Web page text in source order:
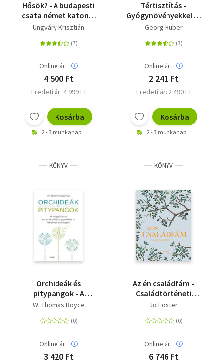
Hősök? - A budapesti
csata német katonai
elitje
Ungváry Krisztián
Online ár:
4 500 Ft
Eredeti ár: 4 999 Ft
Kosárba
2 - 3 munkanap
Tértisztítás -
Gyógynövényekkel és
angyali energiákkal
Georg Huber
Online ár:
2 241 Ft
Eredeti ár: 2 490 Ft
Kosárba
2 - 3 munkanap
KÖNYV
Orchideák és
pitypangok - A
magabiztos és az
lehetnek boldogok
W. Thomas Boyce
Online ár:
3 420 Ft
KÖNYV
Az én családfám -
Családtörténeti
emlékkönyv
Jo Foster
Online ár:
6 746 Ft